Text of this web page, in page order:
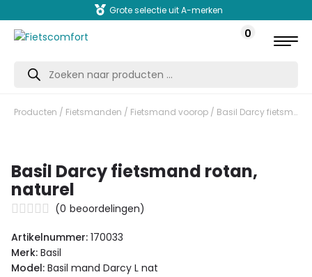
Grote selectie uit A-merken
0
Producten
zoeken
Producten / Fietsmanden / Fietsmand voorop / Basil Darcy fietsmand rotan, naturel
Basil Darcy fietsmand rotan,
naturel
(0 beoordelingen)
Artikelnummer: 170033
Merk: Basil
Model: Basil mand Darcy L nat